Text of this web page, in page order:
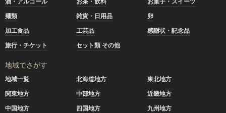
麺類
雑貨・日用品
卵
加工食品
工芸品
感謝状・記念品
旅行・チケット
セット類 その他
地域でさがす
地域一覧 北海道地方
東北地方
関東地方
中部地方
近畿地方
中国地方
四国地方 九州地方